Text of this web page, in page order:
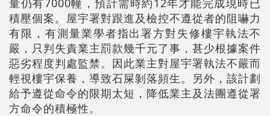
積壓個案。屋宇署對跟進及檢控不遵從者的阻嚇力
有限，有測量業學者指出署方對失修樓宇執法不
嚴，只判失責業主罰款幾千元了事，甚少根據案件
惡劣程度判處監禁。因此業主對屋宇署執法不嚴而
輕視樓宇保養，導致石屎剝落頻生。另外，該計劃
給予遵從命令的限期太短，降低業主及法團遵從署
方命令的積極性。